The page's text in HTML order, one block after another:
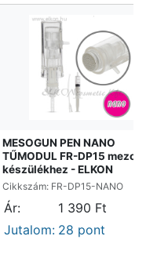
MESOGUN PEN NANO
TŰMODUL FR-DP15
készülékhez - ELKON
Cikkszám: FR-DP15-NANO
Ár:
1 390 Ft
Jutalom: 28 pont